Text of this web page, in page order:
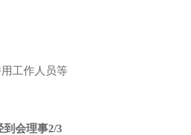
工作人员等
会理事2/3